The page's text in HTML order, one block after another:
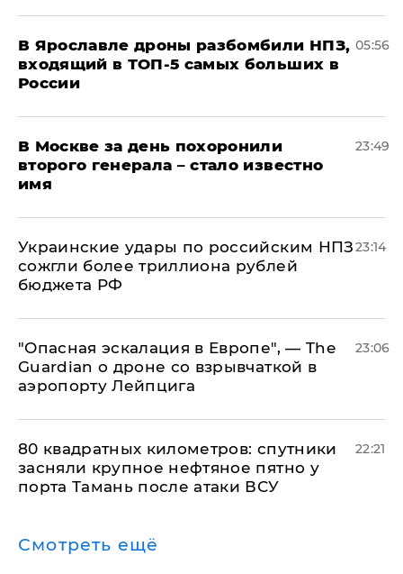
В Ярославле дроны разбомбили НПЗ,
входящий в ТОП-5 самых больших в
России
05:56
В Москве за день похоронили
второго генерала – стало известно
имя
23:49
Украинские удары по российским НПЗ
сожгли более триллиона рублей
бюджета РФ
23:14
"Опасная эскалация в Европе", — The
Guardian о дроне со взрывчаткой в
аэропорту Лейпцига
23:06
80 квадратных километров: спутники
засняли крупное нефтяное пятно у
порта Тамань после атаки ВСУ
22:21
Смотреть ещё